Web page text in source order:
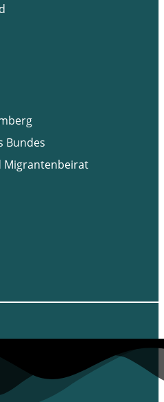
Bundes
Migrantenbeirat